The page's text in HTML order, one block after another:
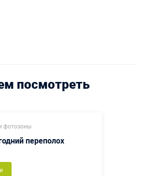
посмотреть
фотозоны
переполох